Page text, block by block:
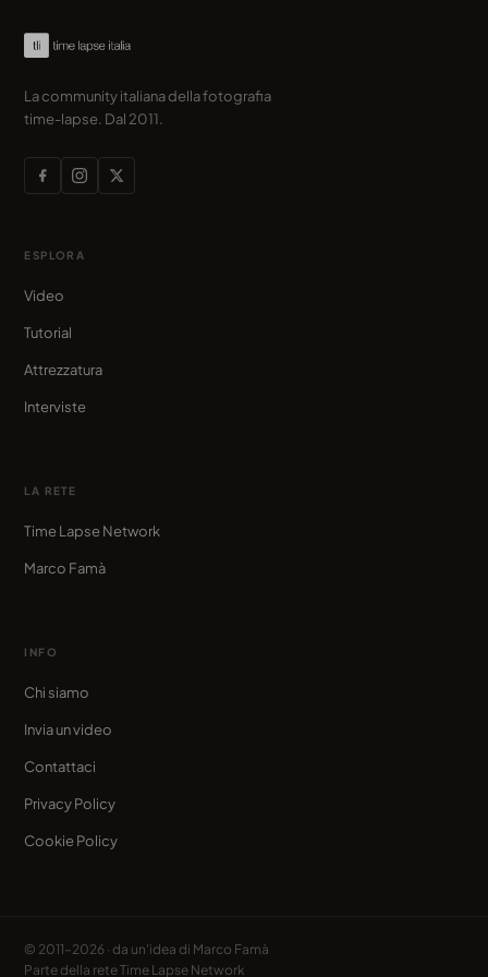
La community italiana della fotografia
time-lapse. Dal 2011.
ESPLORA
Video
Tutorial
Attrezzatura
Interviste
LA RETE
Time Lapse Network
Marco Famà
INFO
Chi siamo
Invia un video
Contattaci
Privacy Policy
Cookie Policy
© 2011–2026 · da un'idea di Marco Famà
Parte della reteTime Lapse Network